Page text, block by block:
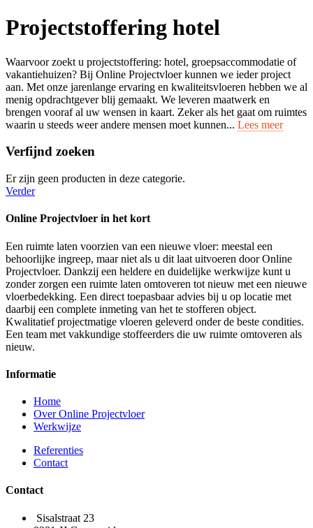
Projectstoffering hotel
Waarvoor zoekt u projectstoffering: hotel, groepsaccommodatie of
vakantiehuizen? Bij Online Projectvloer kunnen we ieder project
aan. Met onze jarenlange ervaring en kwaliteitsvloeren hebben we al
menig opdrachtgever blij gemaakt. We leveren maatwerk en
brengen vooraf al uw wensen in kaart. Zeker als het gaat om ruimtes
waarin u steeds weer andere mensen moet kunnen... Lees meer
Verfijnd zoeken
Er zijn geen producten in deze categorie.
Verder
Online Projectvloer in het kort
Een ruimte laten voorzien van een nieuwe vloer: meestal een
behoorlijke ingreep, maar niet als u dit laat uitvoeren door Online
Projectvloer. Dankzij een heldere en duidelijke werkwijze kunt u
zonder zorgen een ruimte laten omtoveren tot nieuw met een nieuwe
vloerbedekking. Een direct toepasbaar advies bij u op locatie met
daarbij een complete inmeting van het te stofferen object.
Kwalitatief projectmatige vloeren geleverd onder de beste condities.
Een team met vakkundige stoffeerders die uw ruimte omtoveren als
nieuw.
Informatie
Home
Over Online Projectvloer
Werkwijze
Referenties
Contact
Contact
Sisalstraat 23